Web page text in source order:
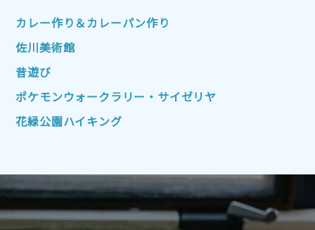
2022年10月 2022年9月
2022年7月
2022年4月
2022年1月 2021年12月 2021年11月
2021年10月 2021年9月
2021年1月 2020年12月 2020年11月
2020年10月 2020年9月 2020年8月
カレー作り＆カレーパン作り
佐川美術館
昔遊び
ポケモンウォークラリー・サイゼリヤ
花緑公園ハイキング